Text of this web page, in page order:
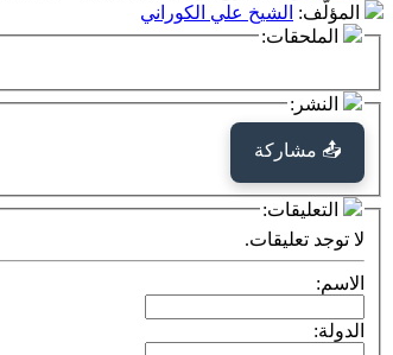
المؤلّف: الشيخ علي الكوراني
الملحقات:
النشر:
📤 مشاركة
التعليقات:
لا توجد تعليقات.
الاسم:
الدولة: